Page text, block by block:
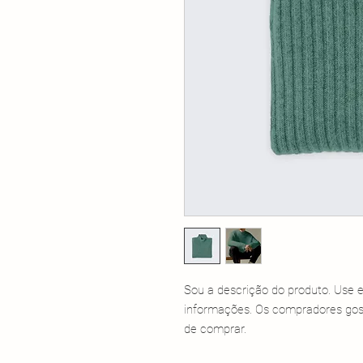
Sou a descrição do produto. Use
informações. Os compradores
de comprar.